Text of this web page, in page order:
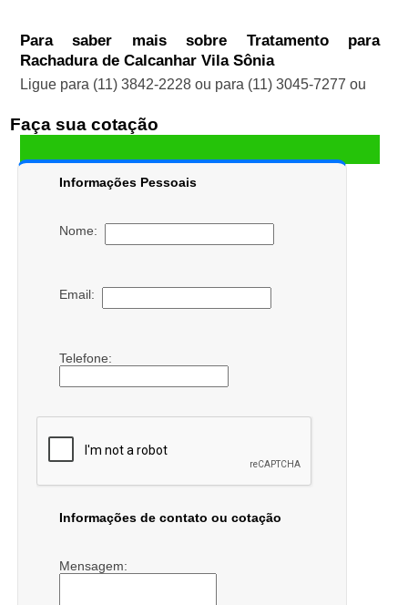
Para saber mais sobre Tratamento para
Rachadura de Calcanhar Vila Sônia
Ligue para (11) 3842-2228ou para (11) 3045-7277 ou
Faça sua cotação
Informações Pessoais
Nome:
Email:
Telefone:
Informações de contato ou cotação
Mensagem: